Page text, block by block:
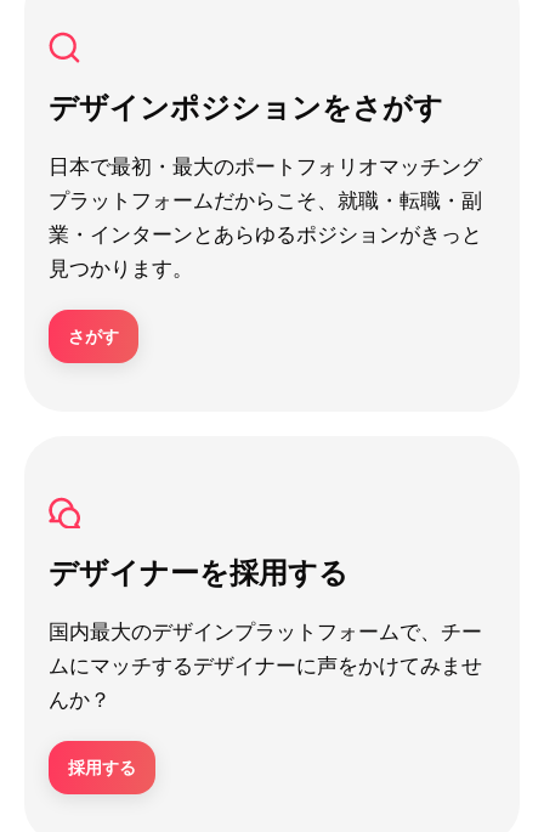
デザインポジションをさがす
日本で最初・最大のポートフォリオマッチング
プラットフォームだからこそ、就職・転職・副
業・インターンとあらゆるポジションがきっと
見つかります。
さがす
デザイナーを採用する
国内最大のデザインプラットフォームで、チー
ムにマッチするデザイナーに声をかけてみませ
んか？
採用する